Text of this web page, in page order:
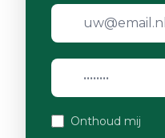
Onthoud mij